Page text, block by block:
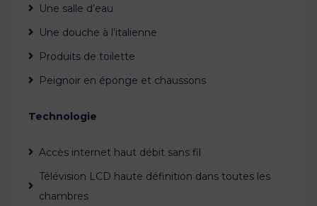
Une salle d’eau
Une douche à l’italienne
Produits de toilette
Peignoir en éponge et chaussons
Technologie
Accès internet haut débit sans fil
Télévision LCD haute définition dans toutes les
chambres